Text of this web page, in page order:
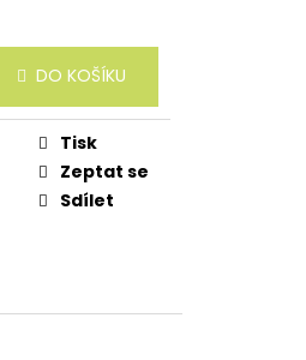
DO KOŠÍKU
Tisk
Zeptat se
Sdílet